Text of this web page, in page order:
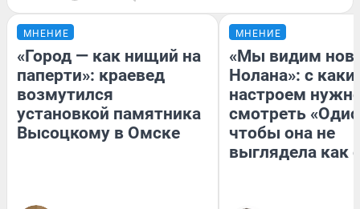
МНЕНИЕ
«Город — как нищий на
паперти»: краевед
возмутился
установкой памятника
Высоцкому в Омске
МНЕНИЕ
«Мы видим
Нолана»: с
настроем
смотреть
чтобы она не
выглядела как